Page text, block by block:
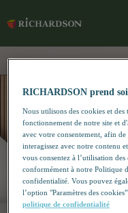
RICHARDSON prend
Nous utilisons des cookies et
fonctionnement de notre site et
avec votre consentement, afin
interagissez avec notre contenu
vous consentez à l’utilisation
conformément à notre Politique
confidentialité. Vous pouvez
l’option "Paramètres des
politique de confidentialité